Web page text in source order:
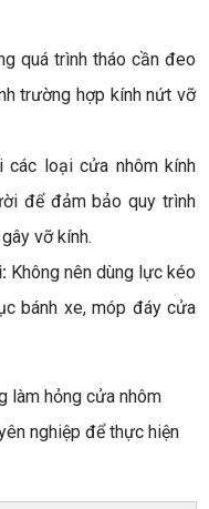
quá trình tháo cần đeo
trường hợp kính nứt vỡ
các loại cửa nhôm kính
để đảm bảo quy trình
vỡ kính.
Không nên dùng lực kéo
bánh xe, móp đáy cửa
làm hỏng cửa nhôm
nghiệp để thực hiện